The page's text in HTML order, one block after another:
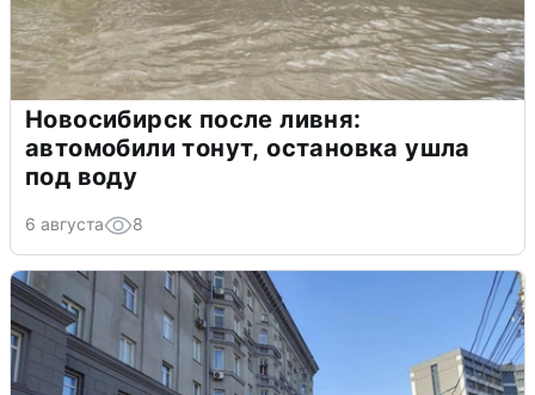
Новосибирск после ливня:
автомобили тонут, остановка ушла
под воду
6 августа 8